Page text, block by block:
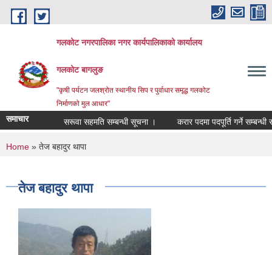
Skip to main content
गलकोट नगरपालिका नगर कार्यपालिकाको कार्यालय
गलकोट बागलुङ
"कृषी पर्यटन जलश्रोत स्थानीय सिप र पुर्वाधार समृद्ध गलकोट
निर्माणको मुल आधार"
समाचार सरूवा सहमति सम्बन्धी सूचना । करार पदमा पदपूर्ति गर्ने सम्बन्धी
You are here
Home » तेज बहादुर थापा
तेज बहादुर थापा